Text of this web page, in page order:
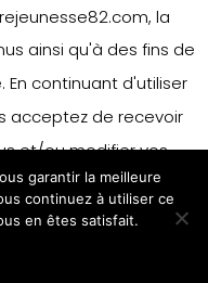
à
la
ainsi qu'à des fins de
continuant d'utiliser
acceptez de recevoir
et/ou modifier vos
merci de vous référer
Accepter
garantir la meilleure
continuez à utiliser ce
en êtes satisfait.